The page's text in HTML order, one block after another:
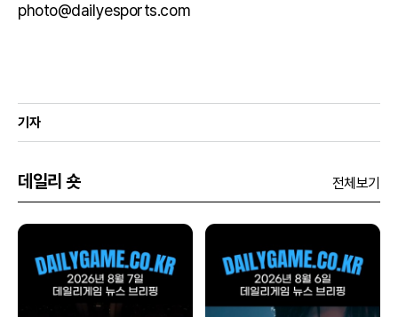
photo@dailyesports.com
기자
데일리 숏 전체보기